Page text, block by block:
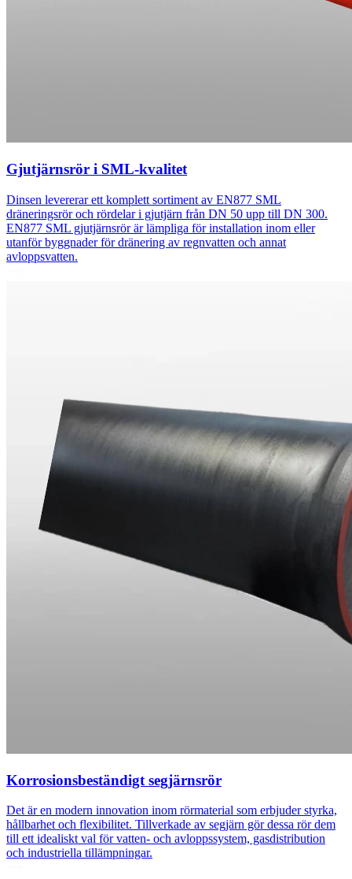
Gjutjärnsrör i SML-kvalitet
Dinsen levererar ett komplett sortiment av EN877 SML
dräneringsrör och rördelar i gjutjärn från DN 50 upp till DN 300.
EN877 SML gjutjärnsrör är lämpliga för installation inom eller
utanför byggnader för dränering av regnvatten och annat
avloppsvatten.
Korrosionsbeständigt segjärnsrör
Det är en modern innovation inom rörmaterial som erbjuder styrka,
hållbarhet och flexibilitet. Tillverkade av segjärn gör dessa rör dem
till ett idealiskt val för vatten- och avloppssystem, gasdistribution
och industriella tillämpningar.